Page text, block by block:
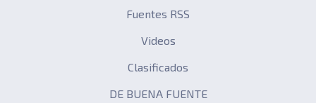
Fuentes RSS
Videos
Clasificados
DE BUENA FUENTE